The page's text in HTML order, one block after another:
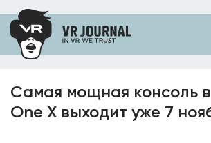
Самая мощная консоль
One X выходит уже 7